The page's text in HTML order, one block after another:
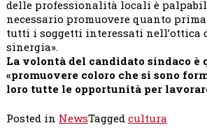
delle professionalità locali è
necessario promuovere quanto
tutti i soggetti interessati nell’ottica
sinergia».
La volontà del candidato sindaco è
«promuovere coloro che si sono
loro tutte le opportunità per
Posted in NewsTagged cultura